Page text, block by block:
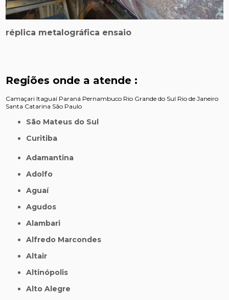
réplica metalográfica ensaio
Regiões onde a atende :
Camaçari Itaguaí Paraná Pernambuco Rio Grande do Sul Rio de Janeiro
Santa Catarina São Paulo
São Mateus do Sul
Curitiba
Adamantina
Adolfo
Aguaí
Agudos
Alambari
Alfredo Marcondes
Altair
Altinópolis
Alto Alegre